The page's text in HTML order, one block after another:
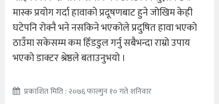
मास्क प्रयोग गर्दा हावाको प्रदूषणबाट हुने जोखिम केही
घटेपनि रोक्नै भने नसकिने भएकोले प्रदुषित हावा भएको
ठाउँमा सकेसम्म कम हिँडडुल गर्नु सबैभन्दा राम्रो उपाय
भएको डाक्टर श्रेष्ठले बताउनुभयो ।
प्रकाशित मिति : २०७६ फाल्गुन १० गते शनिवार